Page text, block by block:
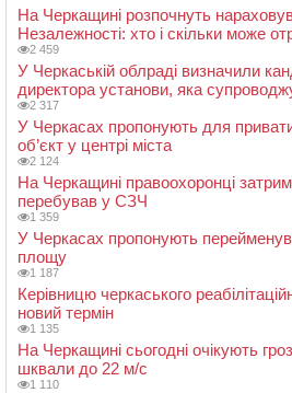
На Черкащині розпочнуть
Незалежності: хто і скільки може
2 459
У Черкаській облраді визначили
директора установи, яка
2 317
У Черкасах пропонують для
об’єкт у центрі міста
2 124
На Черкащині правоохоронці
перебував у СЗЧ
1 359
У Черкасах пропонують
площу
1 187
Керівницю черкаського
новий термін
1 135
На Черкащині сьогодні очікують
шквали до 22 м/с
1 110